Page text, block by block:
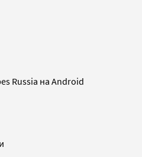
Russia на Android